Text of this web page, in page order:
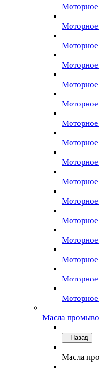
Моторное
Моторное
Моторное
Масла
Назад
Масла